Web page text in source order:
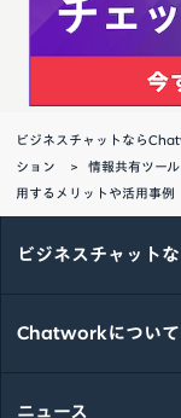
ビジネスチャットなら
ション
情報共有ツール
用するメリットや活用事例
ビジネスチャット
Chatworkについて
ニュース